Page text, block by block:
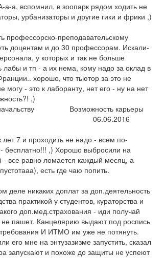
вспомнил, в зоопарк рядом ходить не
урбанизаторы и другие гики и фрики ,)
преподавательскому
доцентам и до 30 профессорам. Искали-
у которых и так не больше
лабы и тп - а их нема, кому надо за оклад в
хорошо, что тьютор за это не
могу - это к лаборанту, нет его - ну на нет
,)
Возможность карьеры
06.06.2016
7 и проходить не надо - всем по-
бесплатно!!! ,) Хорошо выбросили на
- все равно ломается каждый месяц, а
есть где чаю попить.
деле никаких доплат за доп.деятельность
практикой у студентов, кураторства и
доп.мед.страхования - иди получай
пашет. Канцелярию выдают под роспись
И ИТМО им уже не потянуть.
его мне на энтузазизме запустить, сказал
запускают и похоже до защиты не успеют